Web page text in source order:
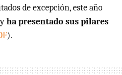
de excepción, este año
ha presentado sus pilares
).